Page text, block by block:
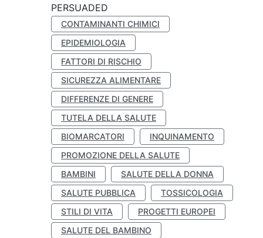
PERSUADED
CONTAMINANTI CHIMICI
EPIDEMIOLOGIA
FATTORI DI RISCHIO
SICUREZZA ALIMENTARE
DIFFERENZE DI GENERE
TUTELA DELLA SALUTE
BIOMARCATORI
INQUINAMENTO
PROMOZIONE DELLA SALUTE
BAMBINI
SALUTE DELLA DONNA
SALUTE PUBBLICA
TOSSICOLOGIA
STILI DI VITA
PROGETTI EUROPEI
SALUTE DEL BAMBINO